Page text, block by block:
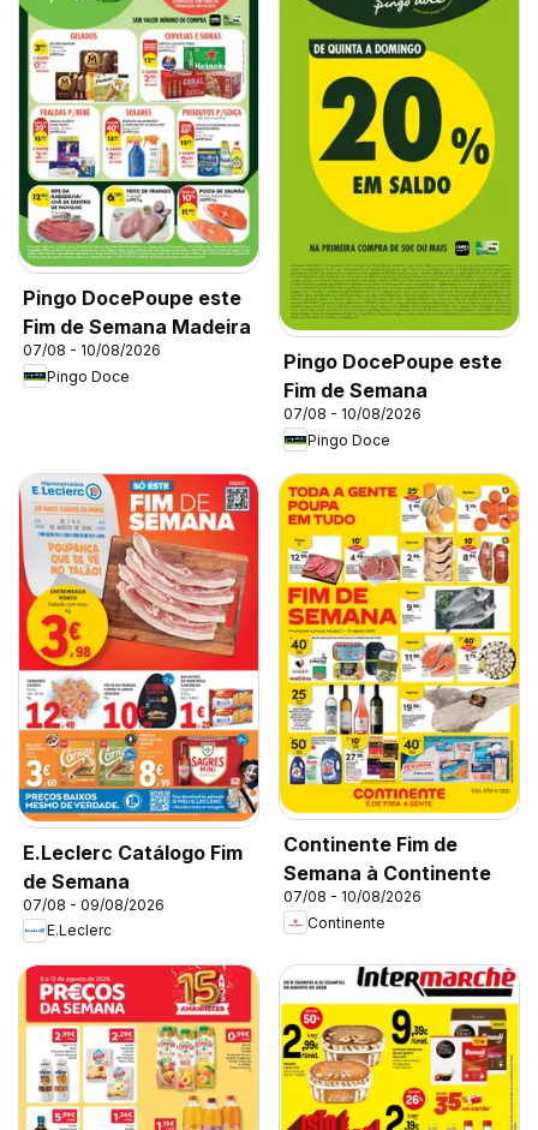
Pingo DocePoupe este
Fim de Semana Madeira
07/08 - 10/08/2026
Pingo Doce
Pingo DocePoupe este
Fim de Semana
07/08 - 10/08/2026
Pingo Doce
E.Leclerc Catálogo Fim
de Semana
07/08 - 09/08/2026
E.Leclerc
Continente Fim de
Semana à Continente
07/08 - 10/08/2026
Continente